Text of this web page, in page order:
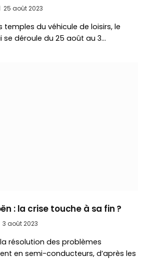
25 août 2023
temples du véhicule de loisirs, le
se déroule du 25 août au 3…
: la crise touche à sa fin ?
3 août 2023
résolution des problèmes
en semi-conducteurs, d’après les